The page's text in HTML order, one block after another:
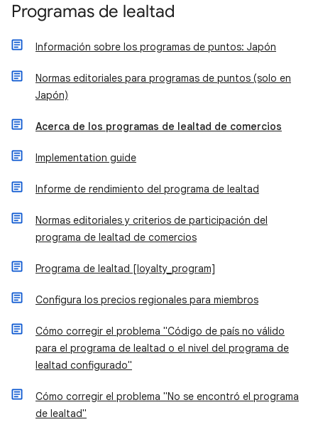
Programas de lealtad
Información sobre los programas de puntos: Japón
Normas editoriales para programas de puntos (solo en
Japón)
Acerca de los programas de lealtad de comercios
Implementation guide
Informe de rendimiento del programa de lealtad
Normas editoriales y criterios de participación del
programa de lealtad de comercios
Programa de lealtad [loyalty_program]
Configura los precios regionales para miembros
Cómo corregir el problema "Código de país no válido
para el programa de lealtad o el nivel del programa de
lealtad configurado"
Cómo corregir el problema "No se encontró el programa
de lealtad"